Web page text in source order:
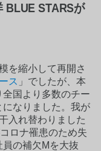
BLUE STARSが
を縮小して再開さ
ス 」でしたが、本
国より多数のチー
になりました。我が
入れ替わりました
ロナ罹患のため失
の補欠Mを大抜